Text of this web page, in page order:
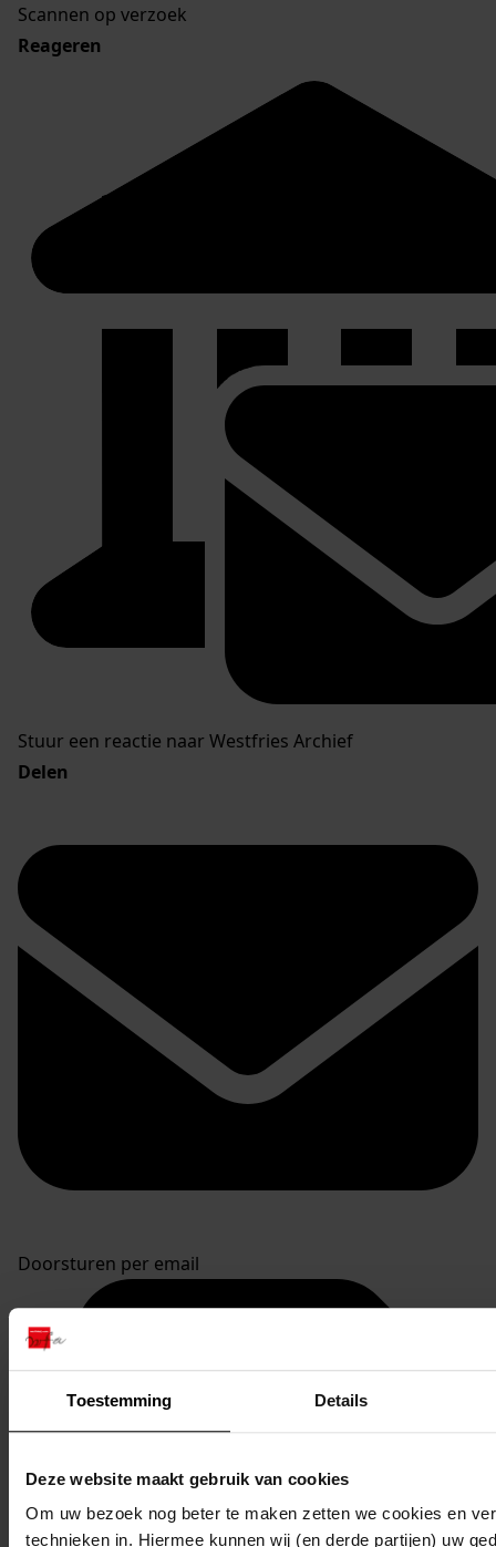
Toestemming Details
Deze website maakt gebruik van cookies
Om uw bezoek nog beter te maken zetten we cookies en
technieken in. Hiermee kunnen wij (en derde partijen) uw
Scannen op verzoek
Reageren
Stuur een reactie naar Westfries Archief
Delen
Doorsturen per email